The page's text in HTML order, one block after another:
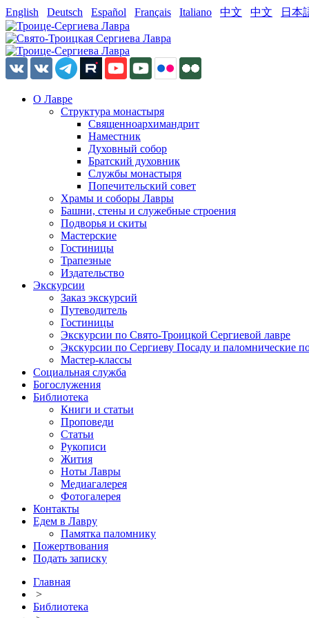
English Deutsch Español Français Italiano 中文 中文 日本
О Лавре
Структура монастыря
Священноархимандрит
Наместник
Духовный собор
Братский духовник
Службы монастыря
Попечительский совет
Храмы и соборы Лавры
Башни, стены и служебные строения
Подворья и скиты
Мастерские
Гостиницы
Трапезные
Издательство
Экскурсии
Заказ экскурсий
Путеводитель
Гостиницы
Экскурсии по Свято-Троицкой Сергиевой лавре
Экскурсии по Сергиеву Посаду и паломнические
Мастер-классы
Социальная служба
Богослужения
Библиотека
Книги и статьи
Проповеди
Статьи
Рукописи
Жития
Ноты Лавры
Медиагалерея
Фотогалерея
Контакты
Едем в Лавру
Памятка паломнику
Пожертвования
Подать записку
Главная
>
Библиотека